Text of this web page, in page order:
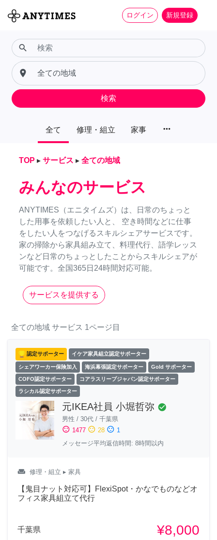
ログイン 新規登録
全て 修理・組立 家事 more_horiz
search
place
検索
TOP ▸ サービス ▸ 全ての地域
みんなのサービス
ANYTIMES（エニタイムズ）は、日常のちょっと
した用事を依頼したい人と、 空き時間などに仕事
をしたい人をつなげるスキルシェアサービスです。
家の掃除から家具組み立て、料理代行、語学レッス
ンなど日常のちょっとしたことからスキルシェアが
可能です。全国365日24時間対応可能。
サービスを提供する
全ての地域 サービス 1ページ目
認定サポーター イケア家具組立認定サポーター
シェアワーカー保険加入 海浜幕張認定サポーター Gold サポーター
COFO認定サポーター コアラスリープジャパン認定サポーター
ラシカル認定サポーター
元IKEA社員 小堀哲弥 check_circle
男性 / 30代 / 千葉県
sentiment_satisfied 1477 sentiment_neutral 28 sentiment_dissatisfied 1
メッセージ平均返信時間: 8時間以内
weekend 修理・組立 ▸ 家具
【鬼目ナット対応可】FlexiSpot・かなでものなどオ
フィス家具組立て代行
千葉県 ¥8,000